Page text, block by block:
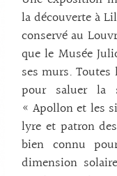
la découverte à
conservé au
que le Musée
ses murs.
pour saluer la
« Apollon et les
lyre et patron
bien connu
dimension